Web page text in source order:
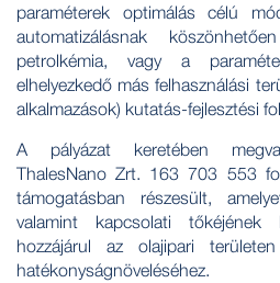
paraméterek optimálás célú
automatizálásnak
petrolkémia, vagy a
elhelyezkedő más felhasználási
alkalmazások) kutatás-fejlesztési
A pályázat keretében
ThalesNano Zrt. 163 703 553
támogatásban részesült,
valamint kapcsolati tőkéjének
hozzájárul az olajipari
hatékonyságnöveléséhez.